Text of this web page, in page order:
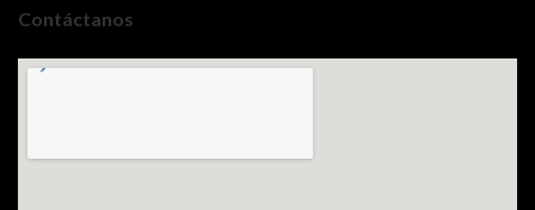
Contáctanos